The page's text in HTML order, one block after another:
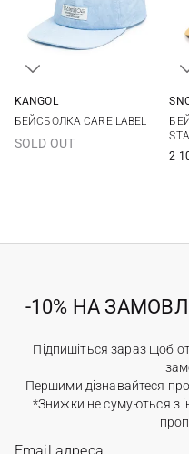
KANGOL
БЕЙСБОЛКА CARE LABEL
SOLD OUT
2
-10% НА
Підпишіться зараз щоб
Першими дізнавайтеся
*Знижки не сумуються з